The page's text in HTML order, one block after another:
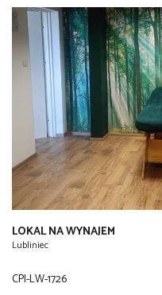
LOKAL NA WYNAJEM
Lubliniec
CPI-LW-1726